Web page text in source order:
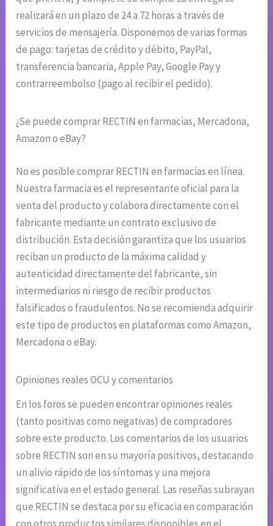
realizará en un plazo de 24 a 72 horas a través de
servicios de mensajería. Disponemos de varias formas
de pago: tarjetas de crédito y débito, PayPal,
transferencia bancaria, Apple Pay, Google Pay y
contrarreembolso (pago al recibir el pedido).
¿Se puede comprar RECTIN en farmacias, Mercadona,
Amazon o eBay?
No es posible comprar RECTIN en farmacias en línea.
Nuestra farmacia es el representante oficial para la
venta del producto y colabora directamente con el
fabricante mediante un contrato exclusivo de
distribución. Esta decisión garantiza que los usuarios
reciban un producto de la máxima calidad y
autenticidad directamente del fabricante, sin
intermediarios ni riesgo de recibir productos
falsificados o fraudulentos. No se recomienda adquirir
este tipo de productos en plataformas como Amazon,
Mercadona o eBay.
Opiniones reales OCU y comentarios
En los foros se pueden encontrar opiniones reales
(tanto positivas como negativas) de compradores
sobre este producto. Los comentarios de los usuarios
sobre RECTIN son en su mayoría positivos, destacando
un alivio rápido de los síntomas y una mejora
significativa en el estado general. Las reseñas subrayan
que RECTIN se destaca por su eficacia en comparación
con otros productos similares disponibles en el